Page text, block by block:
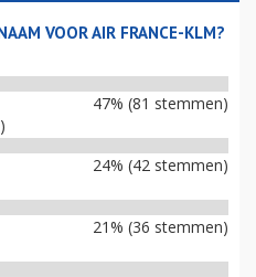
VOOR AIR FRANCE-KLM?
47% (81 stemmen)
24% (42 stemmen)
21% (36 stemmen)